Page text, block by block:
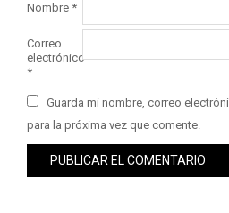
Nombre *
Correo
electrónico
*
Guarda mi nombre, correo
para la próxima vez que comente.